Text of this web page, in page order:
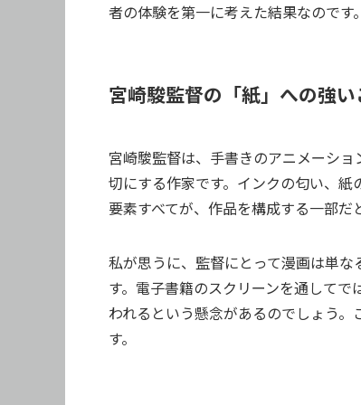
者の体験を第一に考えた結果なのです。
宮崎駿監督の「紙」への強い
宮崎駿監督は、手書きのアニメーシ
切にする作家です。インクの匂い、
要素すべてが、作品を構成する一部だ
私が思うに、監督にとって漫画は単
す。電子書籍のスクリーンを通して
われるという懸念があるのでしょう
す。